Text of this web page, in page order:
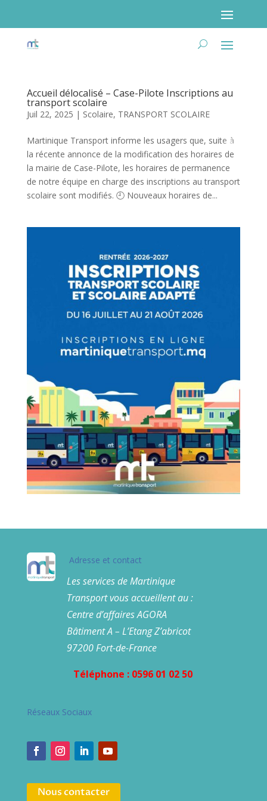
Poser ma question
Accueil délocalisé – Case-Pilote Inscriptions au
transport scolaire
Juil 22, 2025 | Scolaire, TRANSPORT SCOLAIRE
Martinique Transport informe les usagers que, suite à
la récente annonce de la modification des horaires de
la mairie de Case-Pilote, les horaires de permanence
de notre équipe en charge des inscriptions au transport
scolaire sont modifiés. 🕘 Nouveaux horaires de...
Adresse et contact
Les services de Martinique
Transport vous accueillent au :
Centre d’affaires AGORA
Bâtiment A – L’Etang Z’abricot
97200 Fort-de-France
Téléphone : 0596 01 02 50
Réseaux Sociaux
Nous contacter